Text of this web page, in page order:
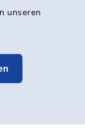
unseren